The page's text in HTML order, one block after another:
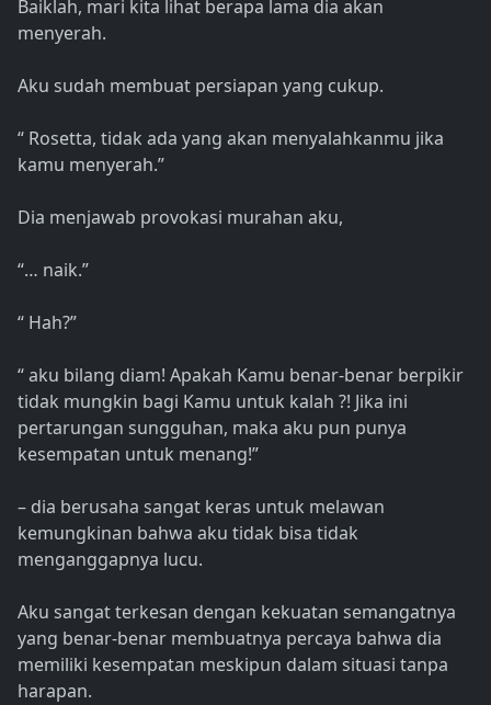
Baiklah, mari kita lihat berapa lama dia akan
menyerah.
Aku sudah membuat persiapan yang cukup.
“ Rosetta, tidak ada yang akan menyalahkanmu jika
kamu menyerah.”
Dia menjawab provokasi murahan aku,
“… naik.”
“ Hah?”
“ aku bilang diam! Apakah Kamu benar-benar berpikir
tidak mungkin bagi Kamu untuk kalah ?! Jika ini
pertarungan sungguhan, maka aku pun punya
kesempatan untuk menang!”
– dia berusaha sangat keras untuk melawan
kemungkinan bahwa aku tidak bisa tidak
menganggapnya lucu.
Aku sangat terkesan dengan kekuatan semangatnya
yang benar-benar membuatnya percaya bahwa dia
memiliki kesempatan meskipun dalam situasi tanpa
harapan.